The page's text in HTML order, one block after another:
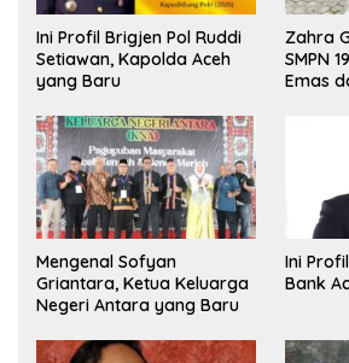
Ini Profil Brigjen Pol Ruddi
Setiawan, Kapolda Aceh
yang Baru
Zahra
SMPN
Emas
Mengenal Sofyan
Griantara, Ketua Keluarga
Negeri Antara yang Baru
Ini
Bank